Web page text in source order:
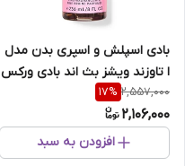
بادی اسپلش و اسپری بدن مدل
ا تاوزند ویشز بث اند بادی ورکس
2,557,000
17%
2,106,000
افزودن به سبد